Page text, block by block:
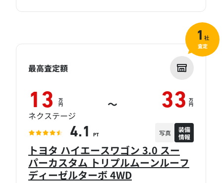
トヨタ ハイエースワゴン 3.0 スー
パーカスタム トリプルムーンルーフ
ディーゼルターボ 4WD
最高査定額
13 万
円 ～ 33 万
円
ネクステージ
4.1 PT 写真
装備
情報
1 社
査定